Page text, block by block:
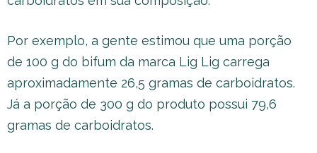
Por exemplo, a gente estimou que uma porção
de 100 g do bifum da marca Lig Lig carrega
aproximadamente 26,5 gramas de carboidratos.
Já a porção de 300 g do produto possui 79,6
gramas de carboidratos.